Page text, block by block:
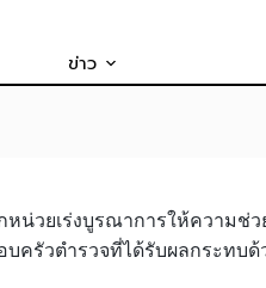
ข่าว
วยเร่งบูรณาการให้ความช่
ครัวตำรวจที่ได้รับผลกระทบด้